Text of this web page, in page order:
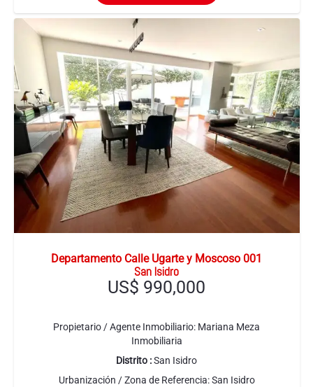
Departamento Calle Ugarte y Moscoso 001
San Isidro
US$ 990,000
Propietario / Agente Inmobiliario: Mariana Meza
Inmobiliaria
Distrito :San Isidro
Urbanización / Zona de Referencia:San Isidro